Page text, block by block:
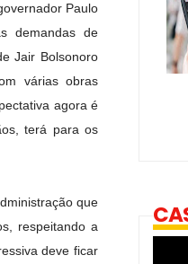
Paulo
demandas de
Jair Bolsonoro
várias obras
agora é
terá para os
que
respeitando a
deve ficar